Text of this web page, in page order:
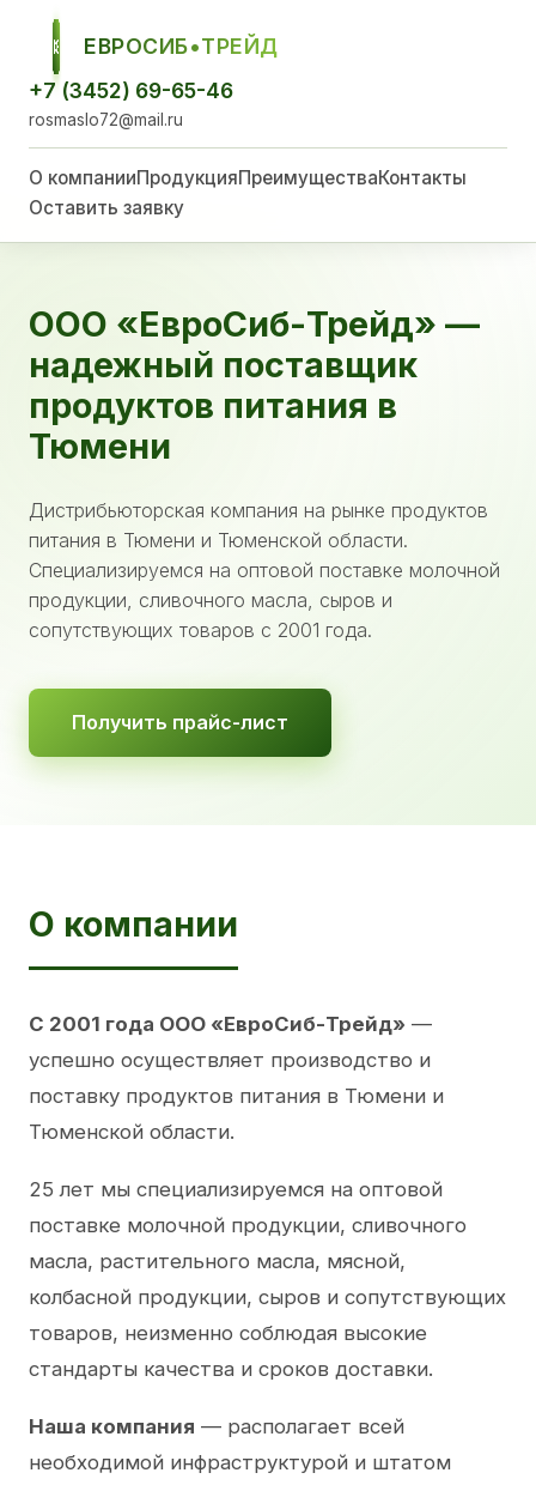
ЕСТ
ЕВРОСИБ•ТРЕЙД
+7 (3452) 69-65-46
rosmaslo72@mail.ru
О компанииПродукцияПреимуществаКонтакты
Оставить заявку
ООО «ЕвроСиб-Трейд» —
надежный поставщик
продуктов питания в
Тюмени
Дистрибьюторская компания на рынке продуктов
питания в Тюмени и Тюменской области.
Специализируемся на оптовой поставке молочной
продукции, сливочного масла, сыров и
сопутствующих товаров с 2001 года.
Получить прайс-лист
О компании
С 2001 года ООО «ЕвроСиб-Трейд» —
успешно осуществляет производство и
поставку продуктов питания в Тюмени и
Тюменской области.
25 лет мы специализируемся на оптовой
поставке молочной продукции, сливочного
масла, растительного масла, мясной,
колбасной продукции, сыров и сопутствующих
товаров, неизменно соблюдая высокие
стандарты качества и сроков доставки.
Наша компания — располагает всей
необходимой инфраструктурой и штатом